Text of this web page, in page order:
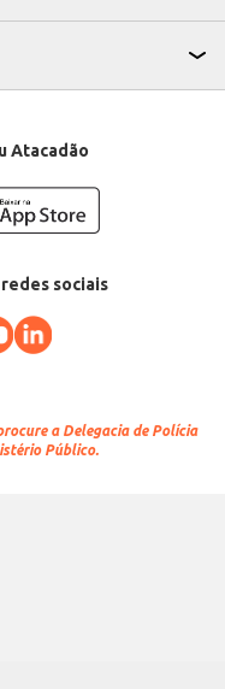
Atacadão
sociais
a Delegacia de Polícia
Público.